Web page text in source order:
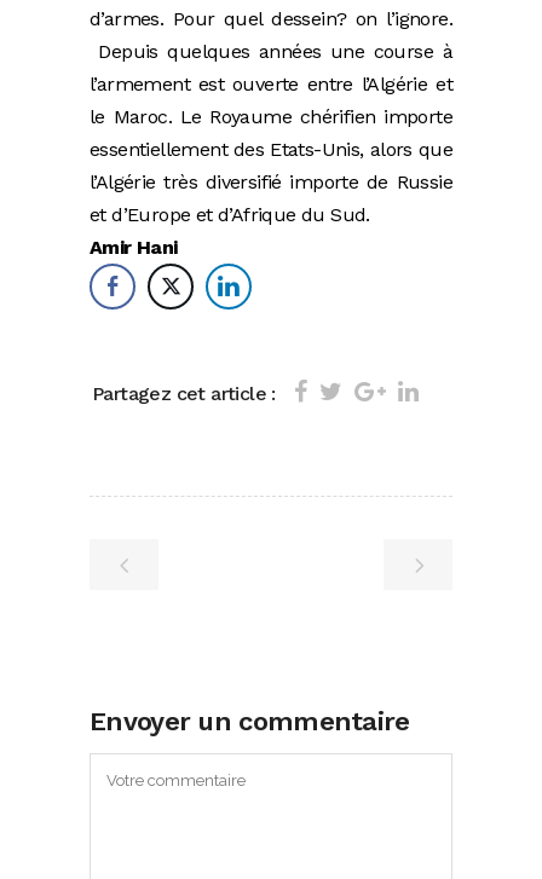
d’armes. Pour quel dessein? on l’ignore.
Depuis quelques années une course à
l’armement est ouverte entre l’Algérie et
le Maroc. Le Royaume chérifien importe
essentiellement des Etats-Unis, alors que
l’Algérie très diversifié importe de Russie
et d’Europe et d’Afrique du Sud.
Amir Hani
Partagez cet article :
Envoyer un commentaire